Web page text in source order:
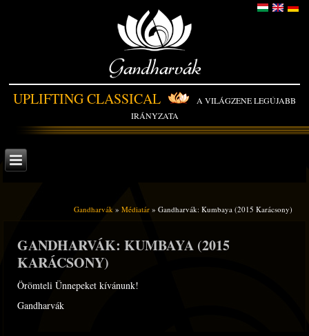
Gandharvák
UPLIFTING CLASSICAL
A VILÁGZENE LEGÚJABB
IRÁNYZATA
Gandharvák » Médiatár» Gandharvák: Kumbaya (2015 Karácsony)
GANDHARVÁK: KUMBAYA (2015
KARÁCSONY)
Örömteli Ünnepeket kívánunk!
Gandharvák